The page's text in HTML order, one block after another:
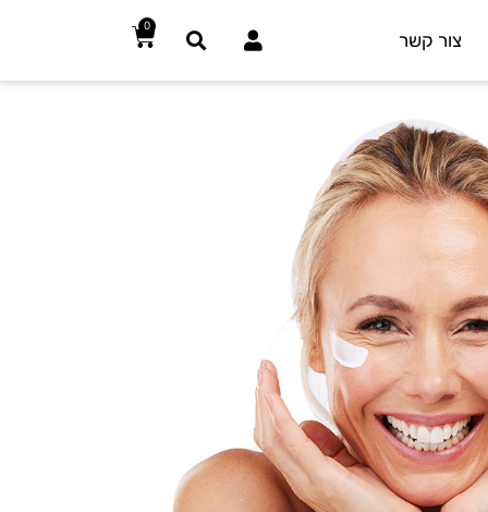
צור קשר
0